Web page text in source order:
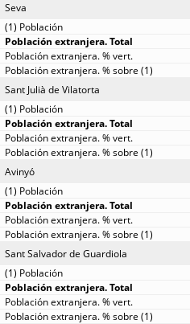
Seva
Sant Julià de Vilatorta
Avinyó
Sant Salvador de Guardiola